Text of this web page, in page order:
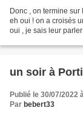
Donc , on termine
eh oui ! on a croisés
oui , je sais leur
Publié le 30/07/2022
Par bebert33